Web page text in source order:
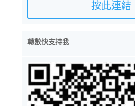
按此連結
轉數快支持我